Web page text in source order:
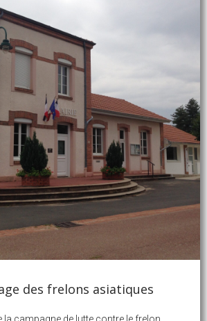
des frelons asiatiques